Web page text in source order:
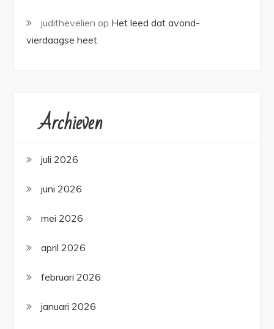
judithevelien op Het leed dat avond-
vierdaagse heet
Archieven
juli 2026
juni 2026
mei 2026
april 2026
februari 2026
januari 2026